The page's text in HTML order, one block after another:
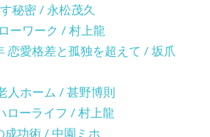
秘密 / 永松茂久
ーワーク / 村上龍
恋愛格差と孤独を超えて / 坂爪
人ホーム / 甚野博則
ローライフ / 村上龍